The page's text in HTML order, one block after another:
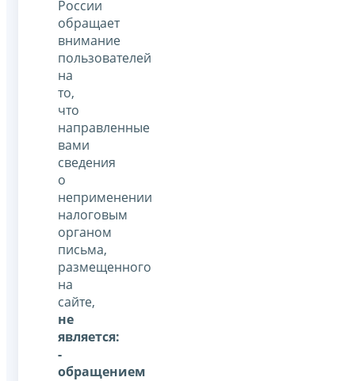
России
обращает
внимание
пользователей
на
то,
что
направленные
вами
сведения
о
неприменении
налоговым
органом
письма,
размещенного
на
сайте,
не
является:
-
обращением